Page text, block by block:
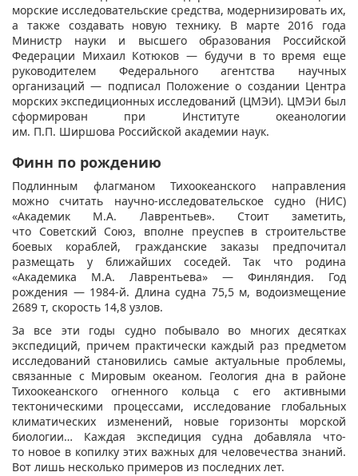
морские исследовательские средства, модернизировать их,
а также создавать новую технику. В марте 2016 года
Министр науки и высшего образования Российской
Федерации Михаил Котюков — будучи в то время еще
руководителем Федерального агентства научных
организаций — подписал Положение о создании Центра
морских экспедиционных исследований (ЦМЭИ). ЦМЭИ был
сформирован при Институте океанологии
им. П.П. Ширшова Российской академии наук.
Финн по рождению
Подлинным флагманом Тихоокеанского направления
можно считать научно-исследовательское судно (НИС)
«Академик М.А. Лаврентьев». Стоит заметить,
что Советский Союз, вполне преуспев в строительстве
боевых кораблей, гражданские заказы предпочитал
размещать у ближайших соседей. Так что родина
«Академика М.А. Лаврентьева» — Финляндия. Год
рождения — 1984-й. Длина судна 75,5 м, водоизмещение
2689 т, скорость 14,8 узлов.
За все эти годы судно побывало во многих десятках
экспедиций, причем практически каждый раз предметом
исследований становились самые актуальные проблемы,
связанные с Мировым океаном. Геология дна в районе
Тихоокеанского огненного кольца с его активными
тектоническими процессами, исследование глобальных
климатических изменений, новые горизонты морской
биологии… Каждая экспедиция судна добавляла что-
то новое в копилку этих важных для человечества знаний.
Вот лишь несколько примеров из последних лет.